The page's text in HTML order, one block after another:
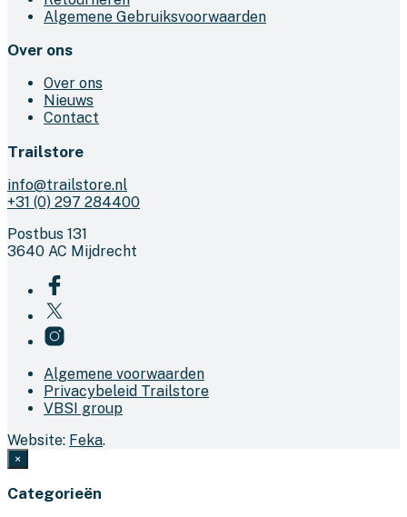
Algemene Gebruiksvoorwaarden
Over ons
Over ons
Nieuws
Contact
Trailstore
info@trailstore.nl
+31 (0) 297 284400
Postbus 131
3640 AC Mijdrecht
Algemene voorwaarden
Privacybeleid Trailstore
VBSI group
Website: Feka.
×
Categorieën